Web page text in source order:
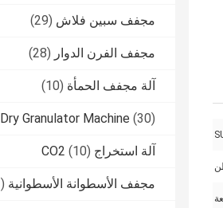
مجفف سبين فلاش (29)
مجفف الفرن الدوار (28)
آلة مجفف الحمأة (10)
Dry Granulator Machine (30)
آلة استخراج CO2 (10)
مجفف الأسطوانة الأسطوانية (21)